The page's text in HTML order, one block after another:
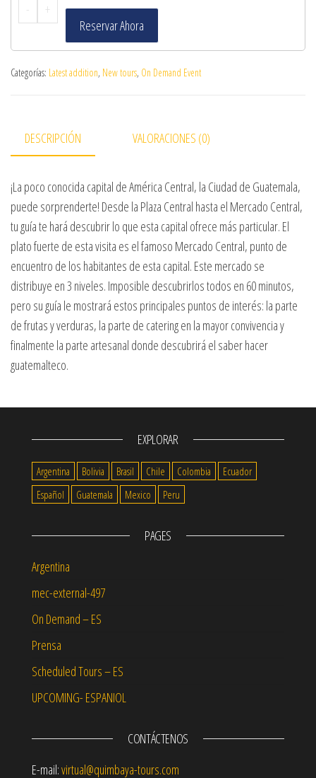
-
+
Reservar Ahora
Categorías: Latest addition, New tours, On Demand Event
DESCRIPCIÓN VALORACIONES (0)
¡La poco conocida capital de América Central, la Ciudad de Guatemala,
puede sorprenderte! Desde la Plaza Central hasta el Mercado Central,
tu guía te hará descubrir lo que esta capital ofrece más particular. El
plato fuerte de esta visita es el famoso Mercado Central, punto de
encuentro de los habitantes de esta capital. Este mercado se
distribuye en 3 niveles. Imposible descubrirlos todos en 60 minutos,
pero su guía le mostrará estos principales puntos de interés: la parte
de frutas y verduras, la parte de catering en la mayor convivencia y
finalmente la parte artesanal donde descubrirá el saber hacer
guatemalteco.
EXPLORAR
Argentina Bolivia Brasil Chile Colombia
Ecuador
Español
Guatemala Mexico Peru
PAGES
Argentina
mec-external-497
On Demand – ES
Prensa
Scheduled Tours – ES
UPCOMING- ESPANIOL
CONTÁCTENOS
E-mail:virtual@quimbaya-tours.com